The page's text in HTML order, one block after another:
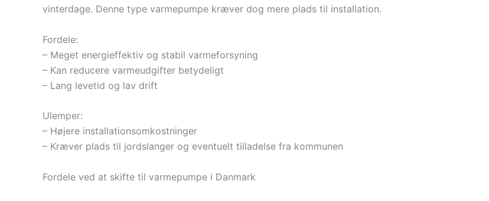
vinterdage. Denne type varmepumpe kræver dog mere plads til installation.
Fordele:
– Meget energieffektiv og stabil varmeforsyning
– Kan reducere varmeudgifter betydeligt
– Lang levetid og lav drift
Ulemper:
– Højere installationsomkostninger
– Kræver plads til jordslanger og eventuelt tilladelse fra kommunen
Fordele ved at skifte til varmepumpe i Danmark